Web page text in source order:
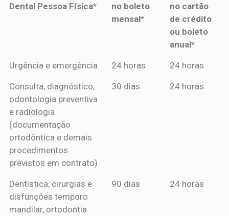
Dental Pessoa Física*
no boleto
mensal*
no cartão
de crédito
ou boleto
anual*
*Procedimentos Amil
*Pagamento
mensal*
*Pagamento
de crédito
Urgência e emergência 24 horas 24 horas
Consulta, diagnóstico,
odontologia preventiva
e radiologia
(documentação
ortodôntica e demais
procedimentos
previstos em contrato)
30 dias 24 horas
Dentística, cirurgias e
disfunções temporo
mandilar, ortodontia
90 dias 24 horas